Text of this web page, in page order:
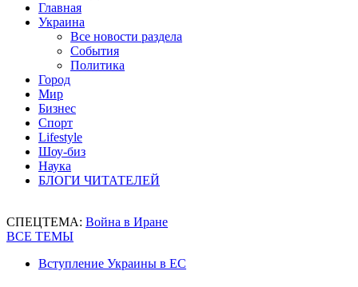
Главная
Украина
Все новости раздела
События
Политика
Город
Мир
Бизнес
Спорт
Lifestyle
Шоу-биз
Наука
БЛОГИ ЧИТАТЕЛЕЙ
СПЕЦТЕМА: Война в Иране
ВСЕ ТЕМЫ
Вступление Украины в ЕС